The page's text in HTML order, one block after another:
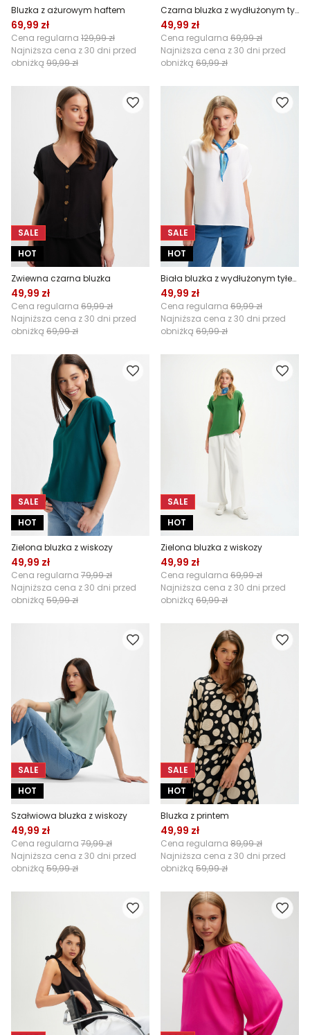
Bluzka z ażurowym haftem
69,99 zł
Cena regularna 129,99 zł
Najniższa cena z 30 dni przed
obniżką 99,99 zł
Czarna bluzka z wydłużonym tyłem
49,99 zł
Cena regularna 69,99 zł
Najniższa cena z 30 dni przed
obniżką 69,99 zł
SALE
HOT
Zwiewna czarna bluzka
49,99 zł
Cena regularna 69,99 zł
Najniższa cena z 30 dni przed
obniżką 69,99 zł
SALE
HOT
Biała bluzka z wydłużonym tyłem
49,99 zł
Cena regularna 69,99 zł
Najniższa cena z 30 dni przed
obniżką 69,99 zł
SALE
HOT
Zielona bluzka z wiskozy
49,99 zł
Cena regularna 79,99 zł
Najniższa cena z 30 dni przed
obniżką 59,99 zł
SALE
HOT
Zielona bluzka z wiskozy
49,99 zł
Cena regularna 69,99 zł
Najniższa cena z 30 dni przed
obniżką 69,99 zł
SALE
HOT
Szałwiowa bluzka z wiskozy
49,99 zł
Cena regularna 79,99 zł
Najniższa cena z 30 dni przed
obniżką 59,99 zł
SALE
HOT
Bluzka z printem
49,99 zł
Cena regularna 89,99 zł
Najniższa cena z 30 dni przed
obniżką 59,99 zł